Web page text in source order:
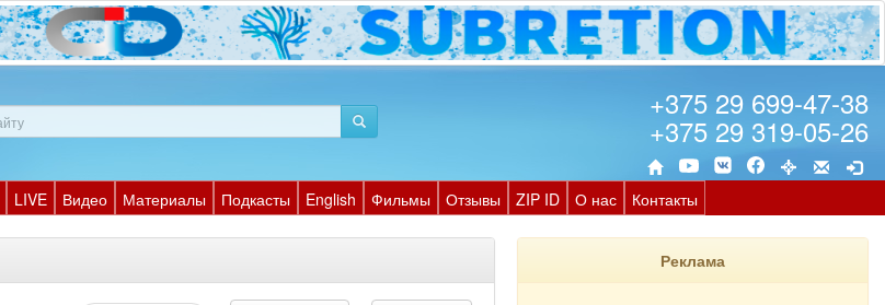
+375 29 699-47-38
+375 29 319-05-26
LIVE Видео Материалы Подкасты English Фильмы Отзывы ZIP ID О нас Контакты
Реклама